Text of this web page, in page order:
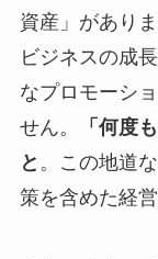
資産」があり
ビジネスの成
なプロモーシ
せん。
「何度
と 。この地道
策を含めた経